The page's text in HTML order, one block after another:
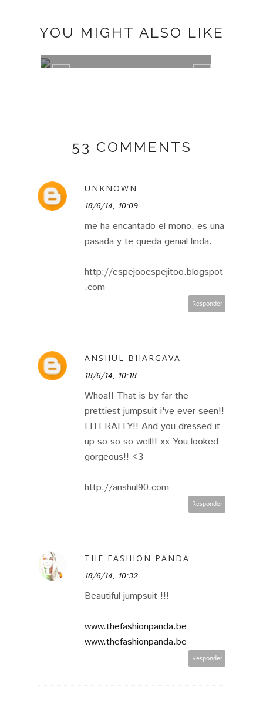
YOU MIGHT ALSO LIKE
53 COMMENTS
UNKNOWN
18/6/14, 10:09
me ha encantado el mono, es una
pasada y te queda genial linda.
http://espejooespejitoo.blogspot
.com
Responder
ANSHUL BHARGAVA
18/6/14, 10:18
Whoa!! That is by far the
prettiest jumpsuit i've ever seen!!
LITERALLY!! And you dressed it
up so so so well!! xx You looked
gorgeous!! <3
http://anshul90.com
Responder
THE FASHION PANDA
18/6/14, 10:32
Beautiful jumpsuit !!!
www.thefashionpanda.be
www.thefashionpanda.be
Responder